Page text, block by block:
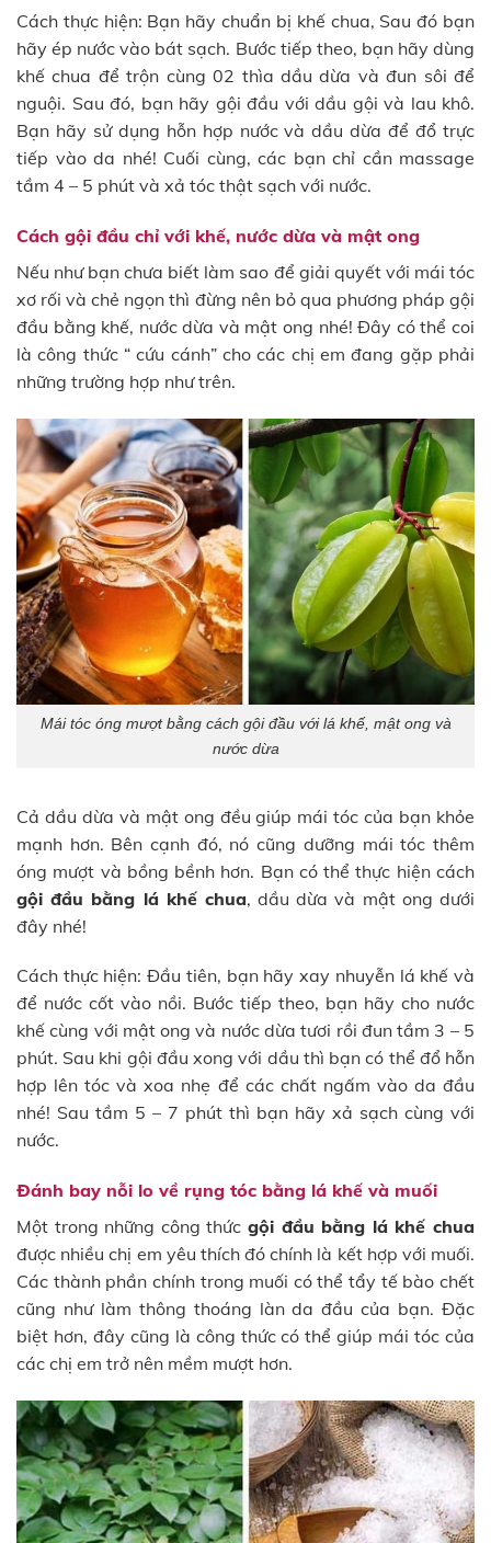
Cách thực hiện: Bạn hãy chuẩn bị khế chua, Sau đó bạn
hãy ép nước vào bát sạch. Bước tiếp theo, bạn hãy dùng
khế chua để trộn cùng 02 thìa dầu dừa và đun sôi để
nguội. Sau đó, bạn hãy gội đầu với dầu gội và lau khô.
Bạn hãy sử dụng hỗn hợp nước và dầu dừa để đổ trực
tiếp vào da nhé! Cuối cùng, các bạn chỉ cần massage
tầm 4 – 5 phút và xả tóc thật sạch với nước.
Cách gội đầu chỉ với khế, nước dừa và mật ong
Nếu như bạn chưa biết làm sao để giải quyết với mái tóc
xơ rối và chẻ ngọn thì đừng nên bỏ qua phương pháp gội
đầu bằng khế, nước dừa và mật ong nhé! Đây có thể coi
là công thức “ cứu cánh” cho các chị em đang gặp phải
những trường hợp như trên.
Mái tóc óng mượt bằng cách gội đầu với lá khế, mật ong và
nước dừa
Cả dầu dừa và mật ong đều giúp mái tóc của bạn khỏe
mạnh hơn. Bên cạnh đó, nó cũng dưỡng mái tóc thêm
óng mượt và bồng bềnh hơn. Bạn có thể thực hiện cách
gội đầu bằng lá khế chua, dầu dừa và mật ong dưới
đây nhé!
Cách thực hiện: Đầu tiên, bạn hãy xay nhuyễn lá khế và
để nước cốt vào nồi. Bước tiếp theo, bạn hãy cho nước
khế cùng với mật ong và nước dừa tươi rồi đun tầm 3 – 5
phút. Sau khi gội đầu xong với dầu thì bạn có thể đổ hỗn
hợp lên tóc và xoa nhẹ để các chất ngấm vào da đầu
nhé! Sau tầm 5 – 7 phút thì bạn hãy xả sạch cùng với
nước.
Đánh bay nỗi lo về rụng tóc bằng lá khế và muối
Một trong những công thức gội đầu bằng lá khế chua
được nhiều chị em yêu thích đó chính là kết hợp với muối.
Các thành phần chính trong muối có thể tẩy tế bào chết
cũng như làm thông thoáng làn da đầu của bạn. Đặc
biệt hơn, đây cũng là công thức có thể giúp mái tóc của
các chị em trở nên mềm mượt hơn.